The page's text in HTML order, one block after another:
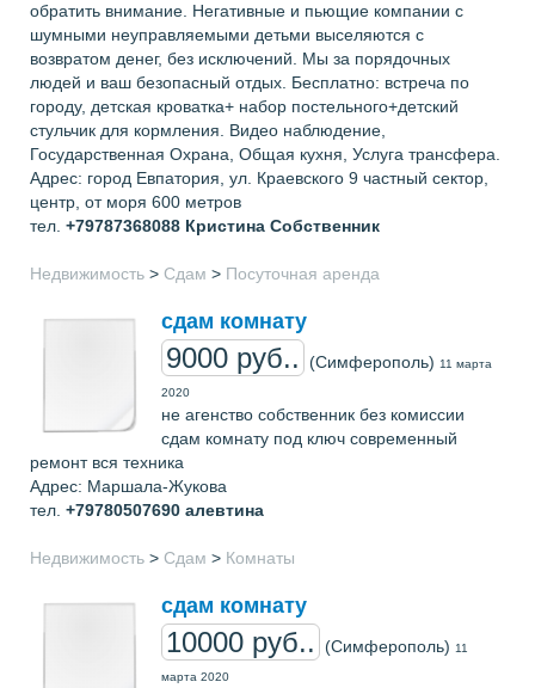
обратить внимание. Негативные и пьющие компании с
шумными неуправляемыми детьми выселяются с
возвратом денег, без исключений. Мы за порядочных
людей и ваш безопасный отдых. Бесплатно: встреча по
городу, детская кроватка+ набор постельного+детский
стульчик для кормления. Видео наблюдение,
Государственная Охрана, Общая кухня, Услуга трансфера.
Адрес: город Евпатория, ул. Краевского 9 частный сектор,
центр, от моря 600 метров
тел. +79787368088 Кристина Собственник
Недвижимость > Сдам > Посуточная аренда
сдам комнату
9000 руб.. (Симферополь) 11 марта
2020
не агенство собственник без комиссии
сдам комнату под ключ современный
ремонт вся техника
Адрес: Маршала-Жукова
тел. +79780507690 алевтина
Недвижимость > Сдам > Комнаты
сдам комнату
10000 руб.. (Симферополь) 11
марта 2020